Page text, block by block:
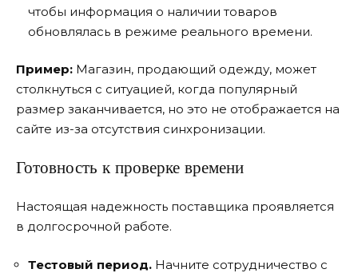
чтобы информация о наличии товаров
обновлялась в режиме реального времени.
Пример: Магазин, продающий одежду, может
столкнуться с ситуацией, когда популярный
размер заканчивается, но это не отображается на
сайте из-за отсутствия синхронизации.
Готовность к проверке времени
Настоящая надежность поставщика проявляется
в долгосрочной работе.
Тестовый период. Начните сотрудничество с